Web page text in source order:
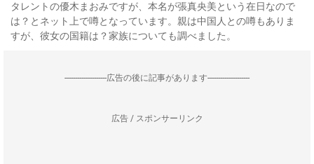
タレントの優木まおみですが、本名が張真央美という在日なので
は？とネット上で噂となっています。親は中国人との噂もありま
すが、彼女の国籍は？家族についても調べました。
--------------------広告の後に記事があります--------------------
広告 / スポンサーリンク